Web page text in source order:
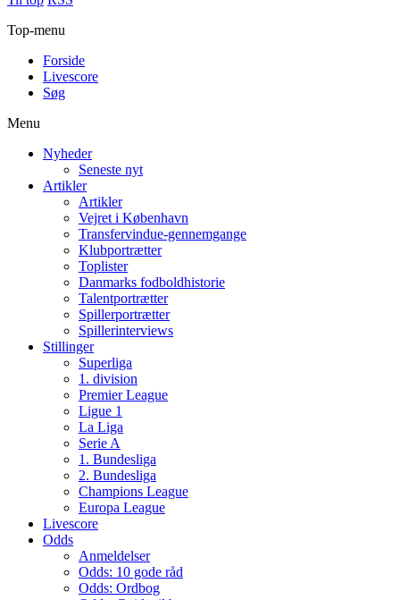
Top-menu
Forside
Livescore
Søg
Menu
Nyheder
Seneste nyt
Artikler
Artikler
Vejret i København
Transfervindue-gennemgange
Klubportrætter
Toplister
Danmarks fodboldhistorie
Talentportrætter
Spillerportrætter
Spillerinterviews
Stillinger
Superliga
1. division
Premier League
Ligue 1
La Liga
Serie A
1. Bundesliga
2. Bundesliga
Champions League
Europa League
Livescore
Odds
Anmeldelser
Odds: 10 gode råd
Odds: Ordbog